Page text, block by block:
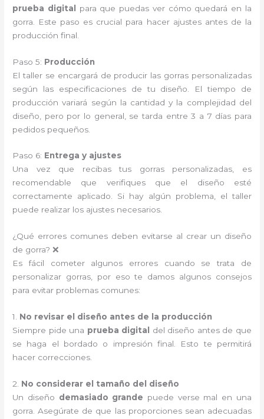
prueba digital
para que puedas ver cómo quedará en la
gorra. Este paso es crucial para hacer ajustes antes de la
producción final.
Paso 5: Producción
El taller se encargará de producir las gorras personalizadas
según las especificaciones de tu diseño. El tiempo de
producción variará según la cantidad y la complejidad del
diseño, pero por lo general, se tarda entre 3 a 7 días para
pedidos pequeños.
Paso 6: Entrega y ajustes
Una vez que recibas tus gorras personalizadas, es
recomendable que verifiques que el diseño esté
correctamente aplicado. Si hay algún problema, el taller
puede realizar los ajustes necesarios.
¿Qué errores comunes deben evitarse al crear un diseño
de gorra? ❌
Es fácil cometer algunos errores cuando se trata de
personalizar gorras, por eso te damos algunos consejos
para evitar problemas comunes:
1. No revisar el diseño antes de la producción
Siempre pide una prueba digital
del diseño antes de que
se haga el bordado o impresión final. Esto te permitirá
hacer correcciones.
2. No considerar el tamaño del diseño
Un diseño demasiado grande puede verse mal en una
gorra. Asegúrate de que las proporciones sean adecuadas